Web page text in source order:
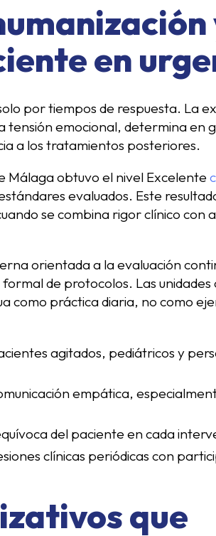
en
por tiempos de respuesta. La
emocional, determina en
a los tratamientos posteriores.
Málaga obtuvo el nivel Excelente
evaluados. Este
se combina rigor clínico con
orientada a la evaluación
de protocolos. Las
como práctica diaria, no como
agitados, pediátricos y
empática,
del paciente en cada
clínicas periódicas con
que